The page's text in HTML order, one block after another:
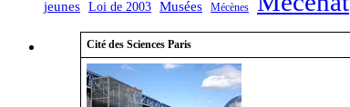
jeunes Loi de 2003 Musées Mécènes
Cité des Sciences Paris